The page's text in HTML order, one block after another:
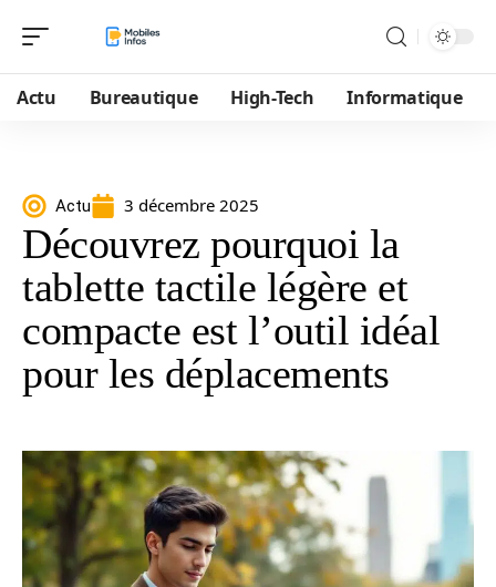
Actu Bureautique High-Tech Informatique
Actu 3 décembre 2025
Découvrez pourquoi la
tablette tactile légère et
compacte est l’outil idéal
pour les déplacements